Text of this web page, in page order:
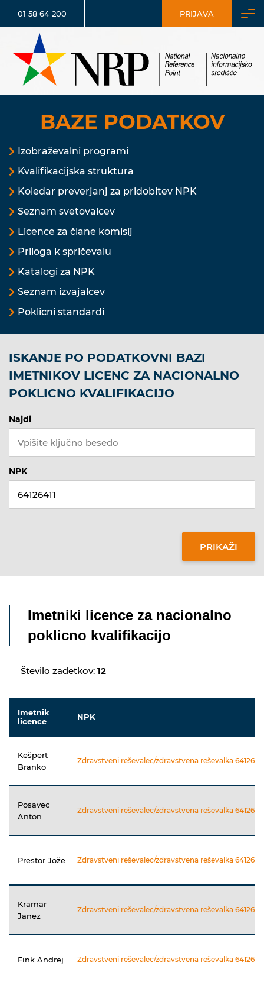
01 58 64 200 PRIJAVA
BAZE PODATKOV
Izobraževalni programi
Kvalifikacijska struktura
Koledar preverjanj za pridobitev NPK
Seznam svetovalcev
Licence za člane komisij
Priloga k spričevalu
Katalogi za NPK
Seznam izvajalcev
Poklicni standardi
ISKANJE PO PODATKOVNI BAZI
IMETNIKOV LICENC ZA NACIONALNO
POKLICNO KVALIFIKACIJO
Najdi
NPK
Imetniki licence za nacionalno
poklicno kvalifikacijo
Število zadetkov: 12
Imetnik
licence
NPK
Kešpert
Branko
Zdravstveni reševalec/zdravstvena reševalka 64126411
Posavec
Anton
Zdravstveni reševalec/zdravstvena reševalka 64126411
Prestor Jože Zdravstveni reševalec/zdravstvena reševalka 64126411
Kramar
Janez
Zdravstveni reševalec/zdravstvena reševalka 64126411
Fink Andrej Zdravstveni reševalec/zdravstvena reševalka 64126411